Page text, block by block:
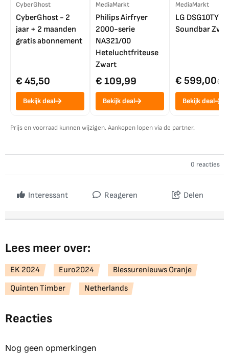
CyberGhost
CyberGhost - 2
jaar + 2 maanden
gratis abonnement
€ 45,50
Bekijk deal
MediaMarkt
Philips Airfryer
2000-serie
NA321/00
Heteluchtfriteuse
Zwart
€ 109,99
Bekijk deal
MediaMarkt
LG DSG10TY
Soundbar
€ 599,00€
Bekijk deal
Prijs en voorraad kunnen wijzigen. Aankopen lopen via de partner.
0 reacties
Interessant Reageren Delen
Lees meer over:
EK 2024 Euro2024
Blessurenieuws Oranje
Quinten Timber
Netherlands
Reacties
Nog geen opmerkingen